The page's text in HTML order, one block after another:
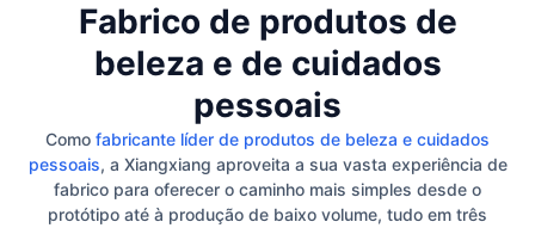
Fabrico de produtos de
beleza e de cuidados
pessoais
Como fabricante líder de produtos de beleza e cuidados
pessoais, a Xiangxiang aproveita a sua vasta experiência de
fabrico para oferecer o caminho mais simples desde o
protótipo até à produção de baixo volume, tudo em três